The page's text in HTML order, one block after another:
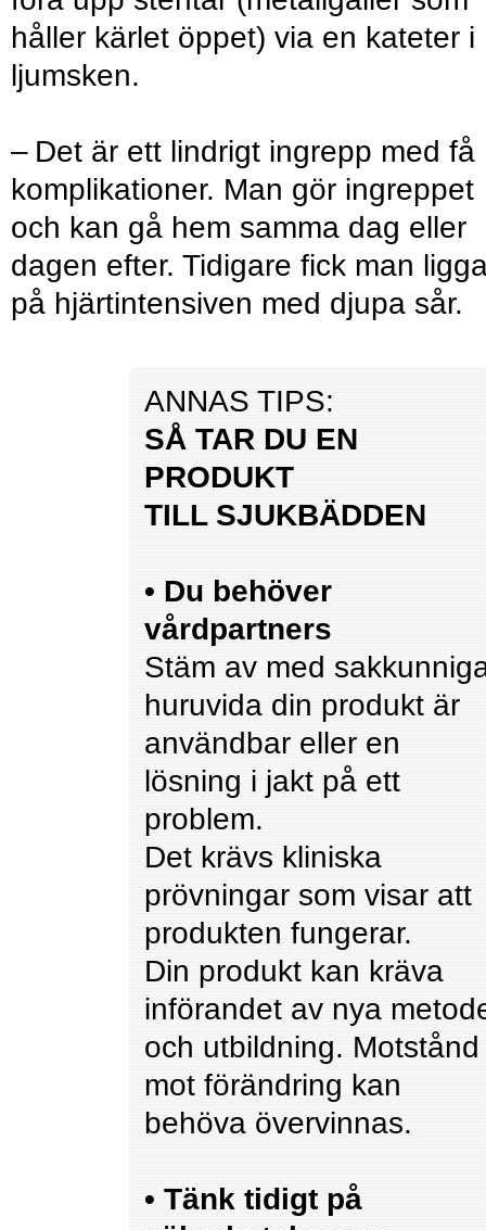
håller kärlet öppet) via en kateter i
ljumsken.
– Det är ett lindrigt ingrepp med få
komplikationer. Man gör ingreppet
och kan gå hem samma dag eller
dagen efter. Tidigare fick man
på hjärtintensiven med djupa sår.
ANNAS TIPS:
SÅ TAR DU EN
PRODUKT
TILL SJUKBÄDDEN
• Du behöver
vårdpartners
Stäm av med
huruvida din produkt är
användbar eller en
lösning i jakt på ett
problem.
Det krävs kliniska
prövningar som visar att
produkten fungerar.
Din produkt kan kräva
införandet av nya
och utbildning. Motstånd
mot förändring kan
behöva övervinnas.
• Tänk tidigt på